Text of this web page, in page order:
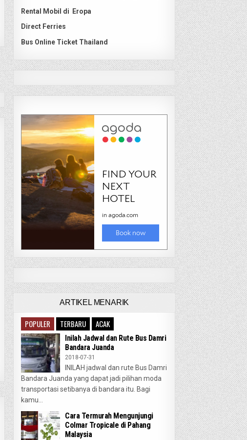
Rental Mobil di Eropa
Direct Ferries
Bus Online Ticket Thailand
ARTIKEL MENARIK
POPULER TERBARU ACAK
Inilah Jadwal dan Rute Bus Damri
Bandara Juanda
2018-07-31
INILAH jadwal dan rute Bus Damri
Bandara Juanda yang dapat jadi pilihan moda
transportasi setibanya di bandara itu. Bagi
kamu...
Cara Termurah Mengunjungi
Colmar Tropicale di Pahang
Malaysia